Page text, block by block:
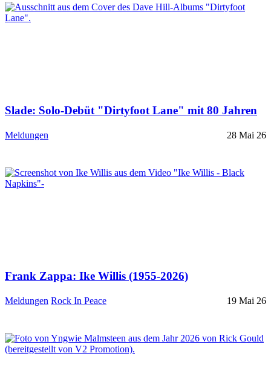
Slade: Solo-Debüt "Dirtyfoot Lane" mit 80 Jahren
Meldungen 28 Mai 26
Frank Zappa: Ike Willis (1955-2026)
Meldungen Rock In Peace 19 Mai 26